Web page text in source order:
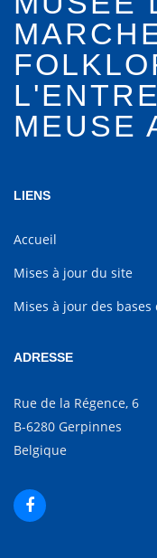
MEUSE
LIENS
Accueil
Mises à jour du site
Mises à jour des bases
ADRESSE
Rue de la Régence, 6
B-6280 Gerpinnes
Belgique